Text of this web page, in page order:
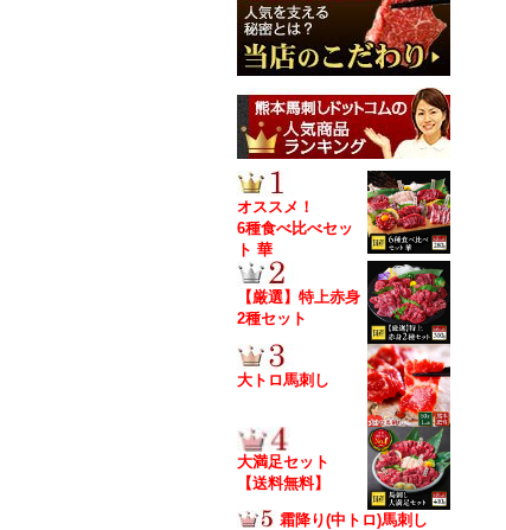
オススメ！
6種食べ比べセッ
ト 華
【厳選】特上赤身
2種セット
大トロ馬刺し
大満足セット
【送料無料】
霜降り(中トロ)馬刺し